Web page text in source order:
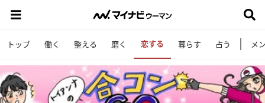
トップ 働く 整える 磨く 恋する 暮らす 占う メ